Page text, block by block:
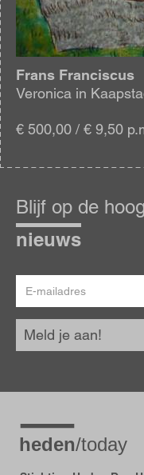
Frans Franciscus
Veronica in
€ 500,00 / € 9,50
op
de
hoogte
Blijf op de
nieuws
mailadres
Meld je aan!